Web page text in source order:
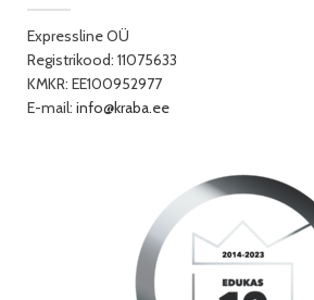
Expressline OÜ
Registrikood: 11075633
KMKR: EE100952977
E-mail: info@kraba.ee